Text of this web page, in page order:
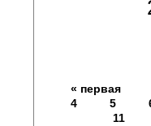
« первая
4
5
11